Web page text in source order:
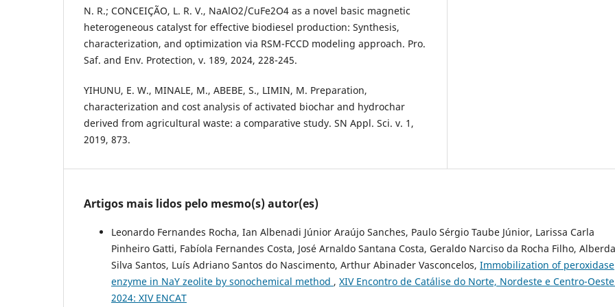
N. R.; CONCEIÇÃO, L. R. V., NaAlO2/CuFe2O4 as a novel basic magnetic
heterogeneous catalyst for effective biodiesel production: Synthesis,
characterization, and optimization via RSM-FCCD modeling approach. Pro.
Saf. and Env. Protection, v. 189, 2024, 228-245.
YIHUNU, E. W., MINALE, M., ABEBE, S., LIMIN, M. Preparation,
characterization and cost analysis of activated biochar and hydrochar
derived from agricultural waste: a comparative study. SN Appl. Sci. v. 1,
2019, 873.
Artigos mais lidos pelo mesmo(s) autor(es)
Leonardo Fernandes Rocha, Ian Albenadi Júnior Araújo Sanches, Paulo Sérgio Taube Júnior, Larissa Carla
Pinheiro Gatti, Fabíola Fernandes Costa, José Arnaldo Santana Costa, Geraldo Narciso da Rocha Filho,
Silva Santos, Luís Adriano Santos do Nascimento, Arthur Abinader Vasconcelos, Immobilization of peroxidase
enzyme in NaY zeolite by sonochemical method , XIV Encontro de Catálise do Norte, Nordeste e Centro-
2024: XIV ENCAT